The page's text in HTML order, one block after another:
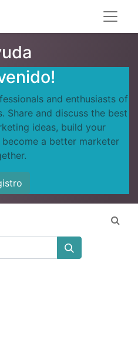
and enthusiasts of
Share and discuss the best
ideas, build your
a better marketer